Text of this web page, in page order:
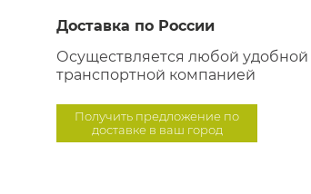
Доставка по России
Осуществляется любой удобной
транспортной компанией
Получить предложение по
доставке в ваш город